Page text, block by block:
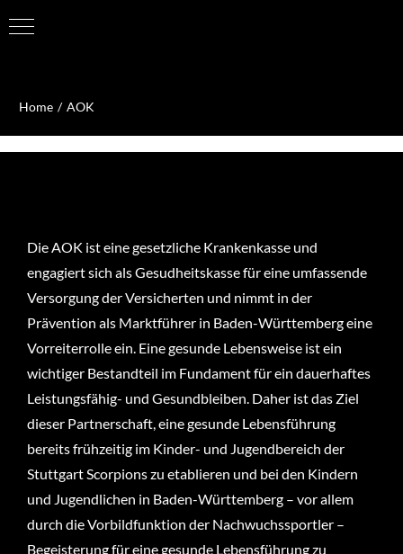
springen
Home AOK
Die AOK ist eine gesetzliche Krankenkasse und
engagiert sich als Gesudheitskasse für eine umfassende
Versorgung der Versicherten und nimmt in der
Prävention als Marktführer in Baden-Württemberg eine
Vorreiterrolle ein. Eine gesunde Lebensweise ist ein
wichtiger Bestandteil im Fundament für ein dauerhaftes
Leistungsfähig- und Gesundbleiben. Daher ist das Ziel
dieser Partnerschaft, eine gesunde Lebensführung
bereits frühzeitig im Kinder- und Jugendbereich der
Stuttgart Scorpions zu etablieren und bei den Kindern
und Jugendlichen in Baden-Württemberg – vor allem
durch die Vorbildfunktion der Nachwuchssportler –
Begeisterung für eine gesunde Lebensführung zu